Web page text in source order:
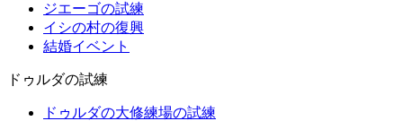
ジエーゴの試練
イシの村の復興
結婚イベント
ドゥルダの試練
ドゥルダの大修練場の試練